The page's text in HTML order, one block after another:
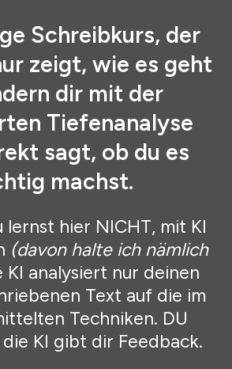
Schreibkurs, der
zeigt, wie es geht
dir mit der
Tiefenanalyse
sagt, ob du es
machst.
lernst hier NICHT, mit KI
(davon halte ich nämlich
KI analysiert nur deinen
Text auf die im
Techniken. DU
KI gibt dir Feedback.